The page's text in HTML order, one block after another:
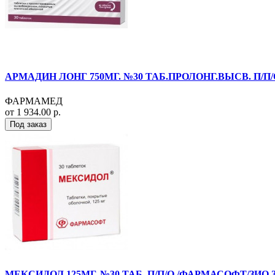
АРМАДИН ЛОНГ 750МГ. №30 ТАБ.ПРОЛОНГ.ВЫСВ. П/
ФАРМАМЕД
от 1 934.00 р.
Под заказ